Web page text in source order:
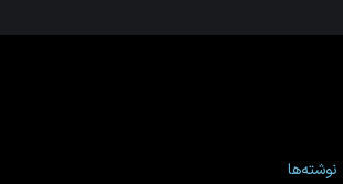
نوشته‌ها